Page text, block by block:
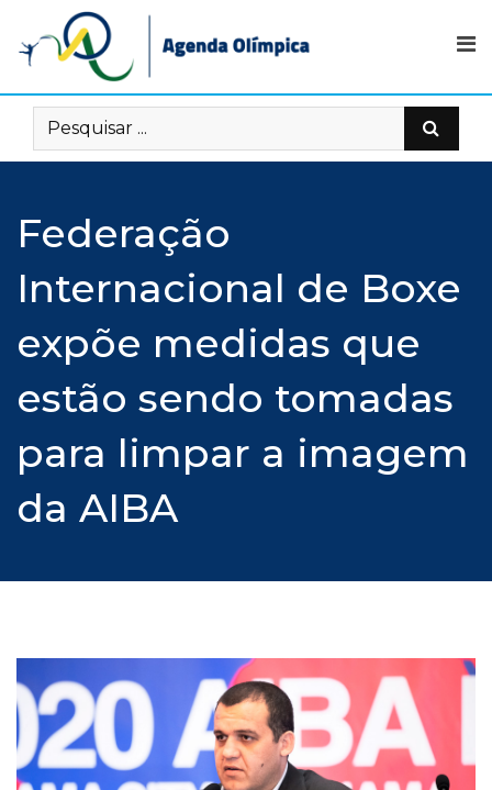
content
Federação
Internacional de Boxe
expõe medidas que
estão sendo tomadas
para limpar a imagem
da AIBA